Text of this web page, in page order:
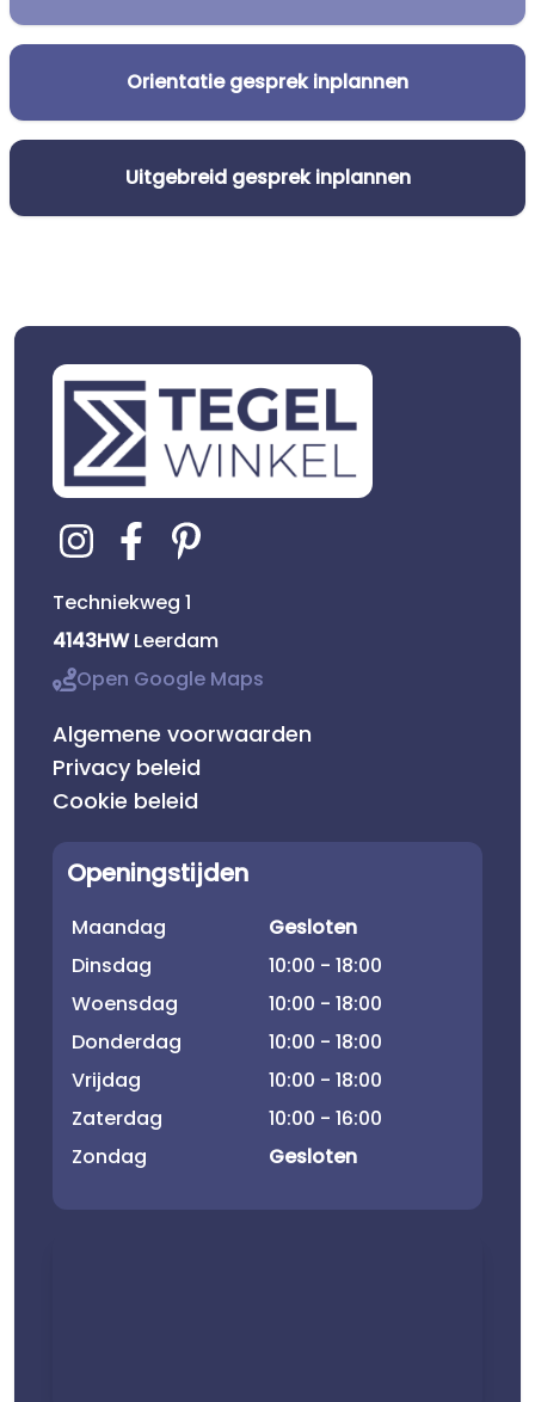
Orientatie gesprek inplannen
Uitgebreid gesprek inplannen
Techniekweg 1
4143HWLeerdam
Open Google Maps
Algemene voorwaarden
Privacy beleid
Cookie beleid
Openingstijden
Maandag
Gesloten
Dinsdag
10:00 - 18:00
Woensdag
10:00 - 18:00
Donderdag
10:00 - 18:00
Vrijdag
10:00 - 18:00
Zaterdag
10:00 - 16:00
Zondag
Gesloten